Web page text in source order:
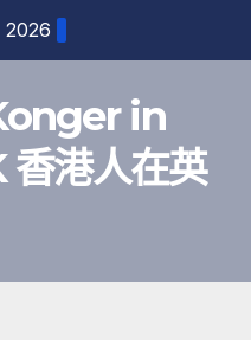
2026
in
港人在英